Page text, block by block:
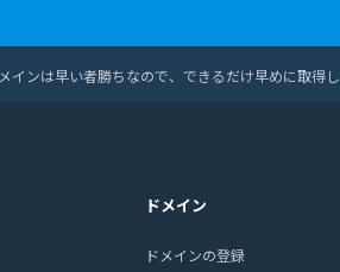
ンは早い者勝ちなので、できるだけ早めに取得し
ドメイン
ドメインの登録